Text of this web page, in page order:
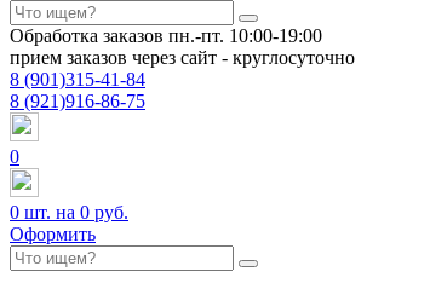
Обработка заказов пн.-пт. 10:00-19:00
прием заказов через сайт - круглосуточно
8 (901)315-41-84
8 (921)916-86-75
0
0 шт. на 0 руб.
Оформить